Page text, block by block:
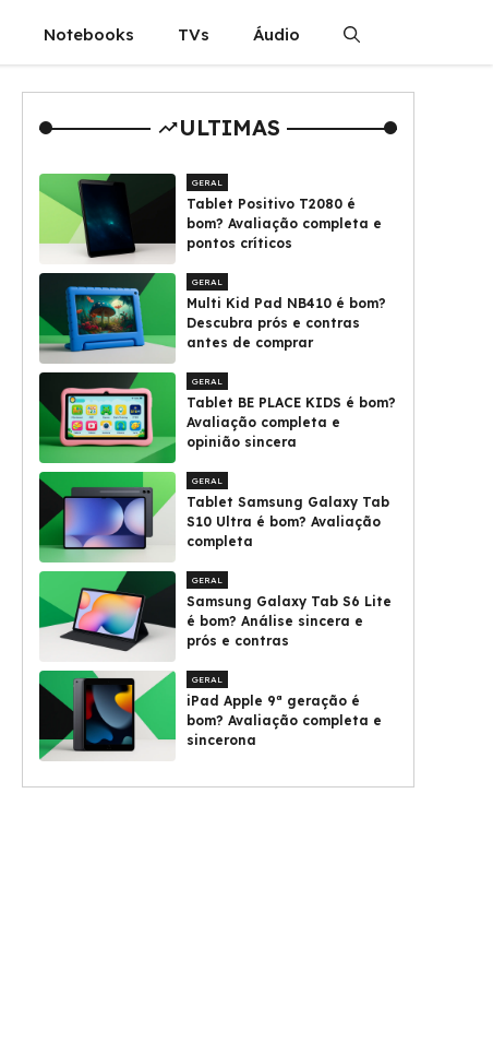
Notebooks TVs Áudio
ULTIMAS
GERAL
Tablet Positivo T2080 é
bom? Avaliação completa e
pontos críticos
GERAL
Multi Kid Pad NB410 é bom?
Descubra prós e contras
antes de comprar
GERAL
Tablet BE PLACE KIDS é bom?
Avaliação completa e
opinião sincera
GERAL
Tablet Samsung Galaxy Tab
S10 Ultra é bom? Avaliação
completa
GERAL
Samsung Galaxy Tab S6 Lite
é bom? Análise sincera e
prós e contras
GERAL
iPad Apple 9ª geração é
bom? Avaliação completa e
sincerona